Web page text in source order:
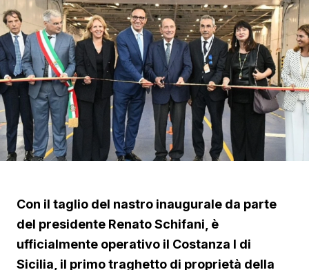
Con il taglio del nastro inaugurale da parte
del presidente Renato Schifani, è
ufficialmente operativo il Costanza I di
Sicilia, il primo traghetto di proprietà della